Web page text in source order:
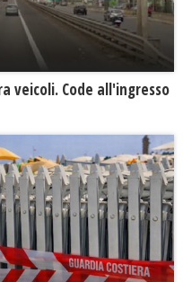
veicoli. Code all'ingresso